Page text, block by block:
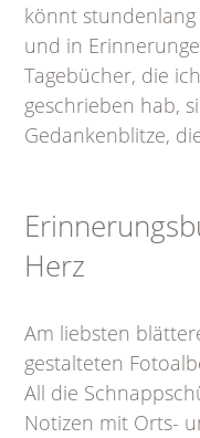
könnt
und in
Tagebücher, die
geschrieben hab,
Gedankenblitze,
Herz
Am liebsten
gestalteten
All die
Notizen mit Orts-